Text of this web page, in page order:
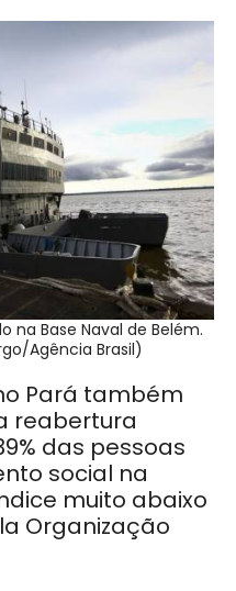
na Base Naval de Belém.
Agência Brasil)
Pará também
reabertura
das pessoas
social na
muito abaixo
Organização